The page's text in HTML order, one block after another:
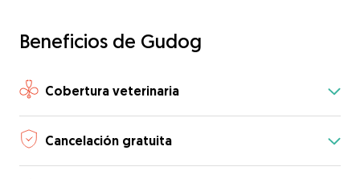
Beneficios de Gudog
Cobertura veterinaria
Cancelación gratuita